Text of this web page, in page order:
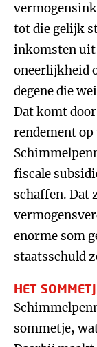
tot die gelijk
inkomsten uit
oneerlijkheid
degene die
Dat komt
rendement
fiscale
schaffen. Dat
enorme som
staatsschuld
HET
sommetje,